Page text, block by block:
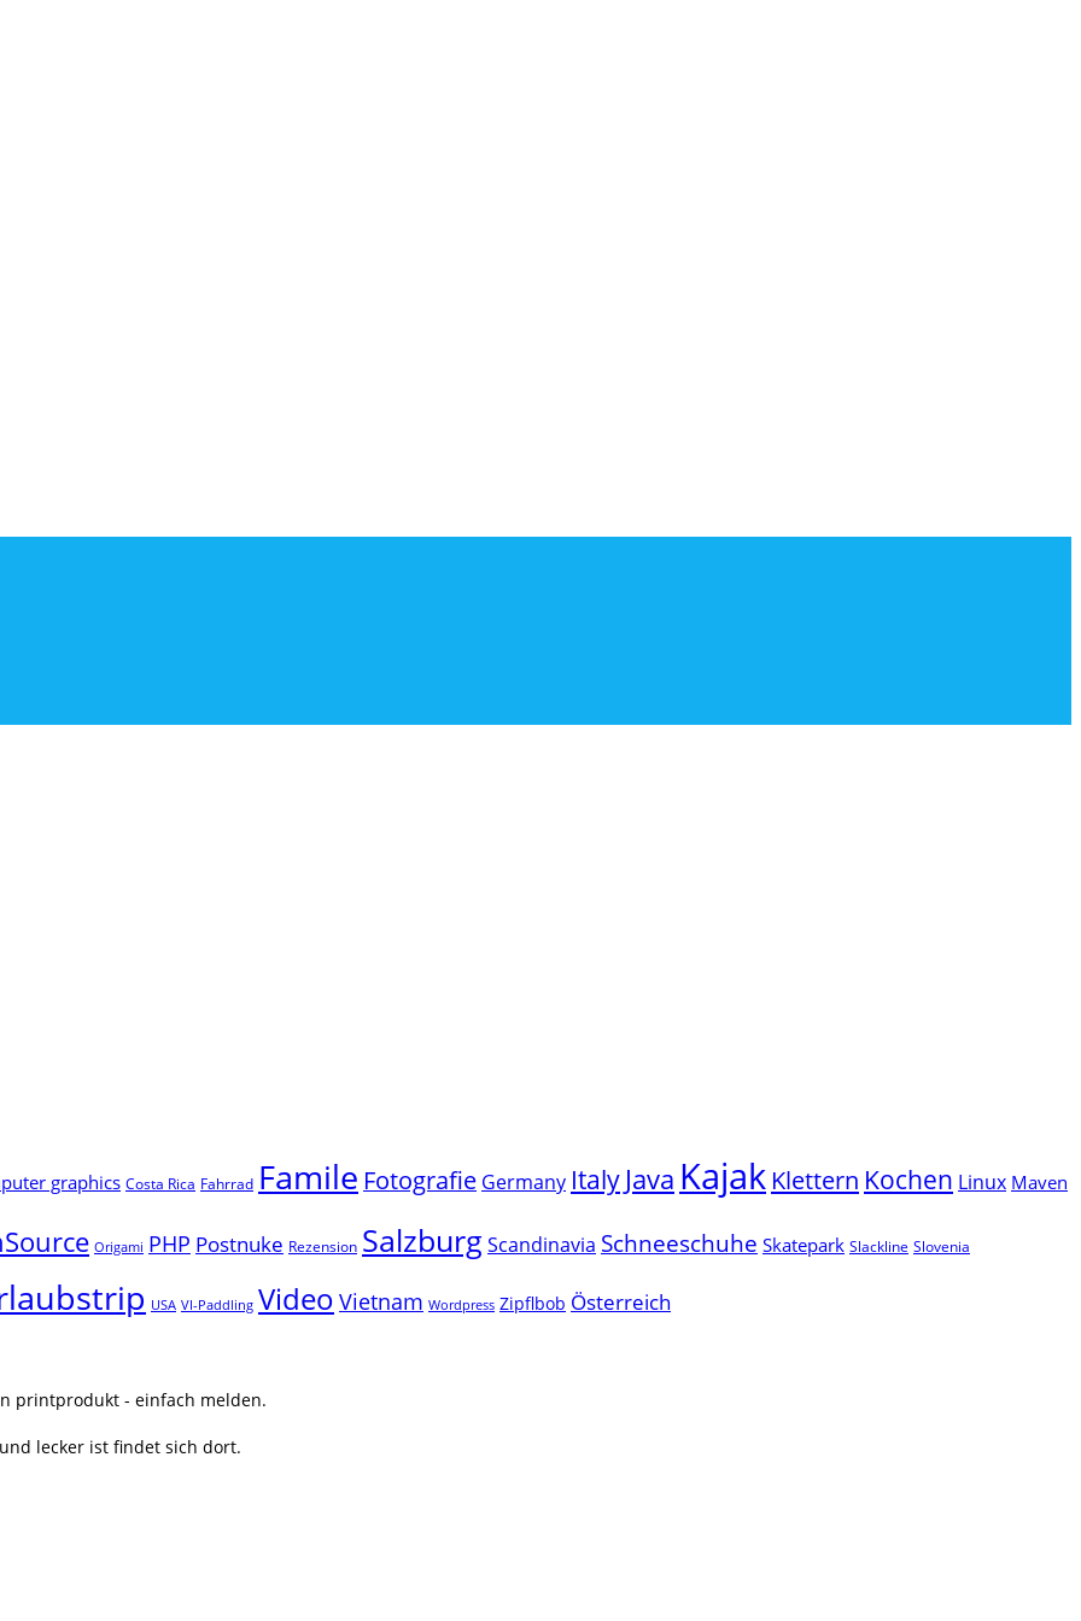
graphics Costa Rica Fahrrad Famile Fotografie Germany Italy Java Kajak Klettern Kochen Linux Maven
Origami PHP Postnuke Rezension SalzburgScandinavia Schneeschuhe Skatepark Slackline Slovenia
USA VI-Paddling Video Vietnam Wordpress Zipflbob Österreich
printprodukt - einfach melden.
lecker ist findet sich dort.